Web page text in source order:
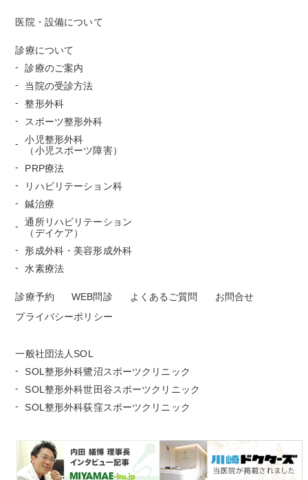
医院・設備について
診療について
診療のご案内
当院の受診方法
整形外科
スポーツ整形外科
小児整形外科
（小児スポーツ障害）
PRP療法
リハビリテーション科
鍼治療
通所リハビリテーション
（デイケア）
形成外科・美容形成外科
水素療法
診療予約 WEB問診 よくあるご質問
お問合せ
プライバシーポリシー
一般社団法人SOL
SOL整形外科鷺沼スポーツクリニック
SOL整形外科世田谷スポーツクリニック
SOL整形外科荻窪スポーツクリニック